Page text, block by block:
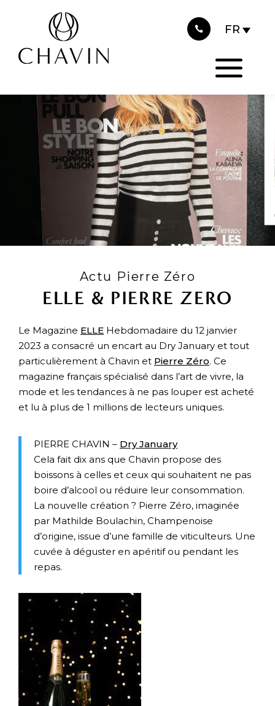
Actu Pierre Zéro
ELLE & PIERRE ZERO
Le Magazine ELLE Hebdomadaire du 12 janvier
2023 a consacré un encart au Dry January et tout
particulièrement à Chavin et Pierre Zéro. Ce
magazine français spécialisé dans l’art de vivre, la
mode et les tendances à ne pas louper est acheté
et lu à plus de 1 millions de lecteurs uniques.
PIERRE CHAVIN – Dry January
Cela fait dix ans que Chavin propose des
boissons à celles et ceux qui souhaitent ne pas
boire d’alcool ou réduire leur consommation.
La nouvelle création ? Pierre Zéro, imaginée
par Mathilde Boulachin, Champenoise
d’origine, issue d’une famille de viticulteurs. Une
cuvée à déguster en apéritif ou pendant les
repas.